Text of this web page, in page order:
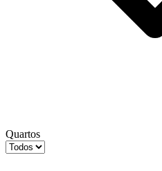
Quartos